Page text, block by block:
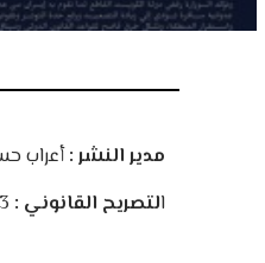
مدير النشر :أعراب
التصريح القانوني :